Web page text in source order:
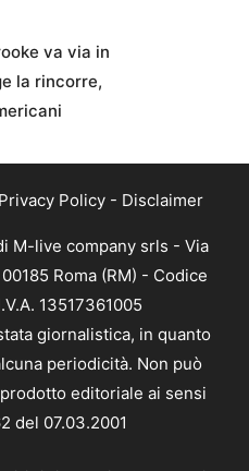
va via in
la rincorre,
Privacy Policy - Disclaimer
M-live company srls - Via
Roma (RM) - Codice
13517361005
giornalistica, in quanto
periodicità. Non può
editoriale ai sensi
del 07.03.2001